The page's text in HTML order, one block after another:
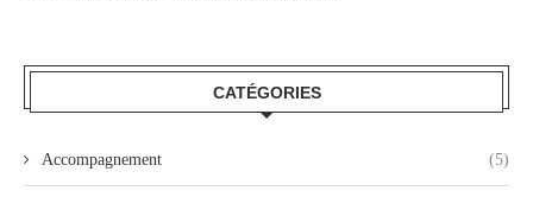
CATÉGORIES
Accompagnement (5)